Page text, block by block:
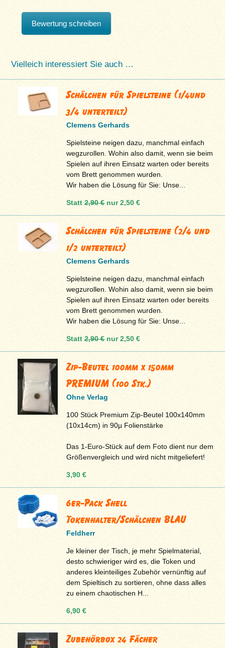
Bewertung schreiben
Vielleich interessiert Sie auch …
Schälchen für Spielsteine (1/4und
3/4 unterteilt)
Clemens Gerhards
Spielsteine neigen dazu, manchmal einfach
wegzurollen. Wohin also damit, wenn sie beim
Spielen auf ihren Einsatz warten oder bereits
vom Brett genommen wurden.
Wir haben die Lösung für Sie: Unse...
Statt2,90 €nur2,50 €
Schälchen für Spielsteine (2/4 und
1/2 unterteilt)
Clemens Gerhards
Spielsteine neigen dazu, manchmal einfach
wegzurollen. Wohin also damit, wenn sie beim
Spielen auf ihren Einsatz warten oder bereits
vom Brett genommen wurden.
Wir haben die Lösung für Sie: Unse...
Statt2,90 €nur2,50 €
Zip-Beutel 100mm x 150mm
PREMIUM (100 Stk.)
Ohne Verlag
100 Stück Premium Zip-Beutel 100x140mm
(10x14cm) in 90µ Folienstärke
Das 1-Euro-Stück auf dem Foto dient nur dem
Größenvergleich und wird nicht mitgeliefert!
3,90 €
6er-Pack Shell
Tokenhalter/Schälchen BLAU
Feldherr
Je kleiner der Tisch, je mehr Spielmaterial,
desto schwieriger wird es, die Token und
anderes kleinteiliges Zubehör vernünftig auf
dem Spieltisch zu sortieren, ohne dass alles
zu einem chaotischen H...
6,90 €
Zubehörbox 24 Fächer